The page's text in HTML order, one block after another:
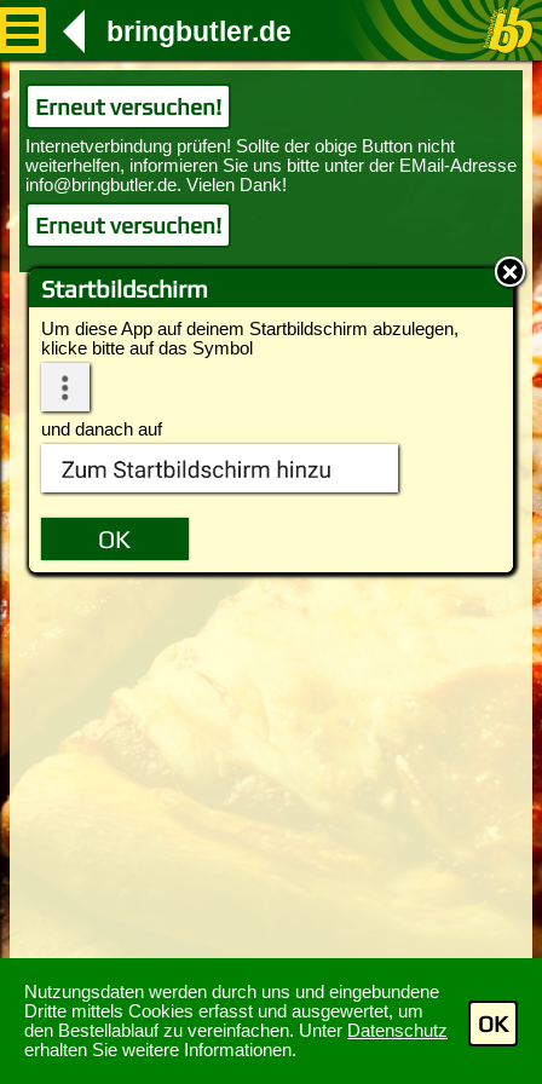
Nutzungsdaten werden durch uns und eingebundene
Dritte mittels Cookies erfasst und ausgewertet, um
den Bestellablauf zu vereinfachen. Unter Datenschutz
erhalten Sie weitere Informationen.
OK
Startbildschirm
Um diese App auf deinem Startbildschirm abzulegen,
klicke bitte auf das Symbol
und danach auf
bringbutler.de
Erneut versuchen!
Erneut versuchen!